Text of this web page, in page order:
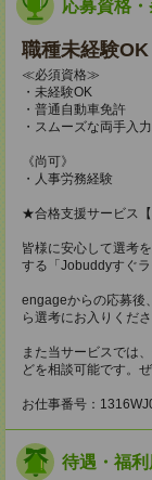
応募資格
職種未経験OK
≪必須資格≫
・未経験OK
・普通自動車免許
・スムーズな両手入力
《尚可》
・人事労務経験
★合格支援サービス
皆様に安心して選考
する「Jobuddyすぐ
engageからの応募後
ら選考にお入りくださ
また当サービスでは
どを相談可能です。
お仕事番号：
待遇・福利